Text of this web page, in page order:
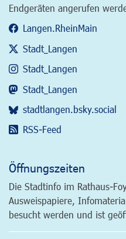
Endgeräten angerufen
Langen.RheinMain
Stadt_Langen
Stadt_Langen
Stadt_Langen
stadtlangen.bsky.social
RSS-Feed
Öffnungszeiten
Die Stadtinfo im Rathaus-
Ausweispapiere,
besucht werden und ist